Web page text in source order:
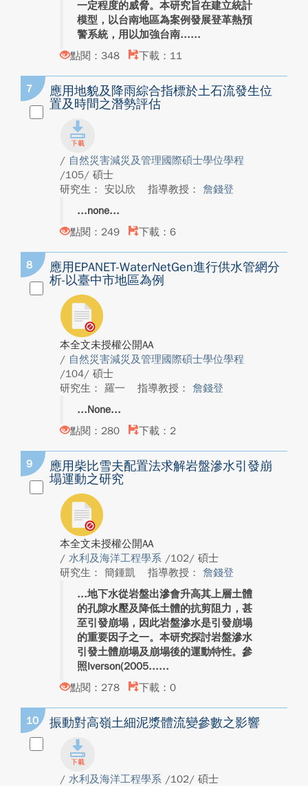
一定程度的威脅。本研究旨在建立統計
模型，以台南地區為案例發展登革熱預
警系統，用以加強台南...
點閱：348
下載：11
7
應用地貌及降雨綜合指標於土石流發生位
置及時間之潛勢評估
/ 自然災害減災及管理國際碩士學位學程
/105/ 碩士
研究生： 安以欣
指導教授： 詹錢登
none
點閱：249
下載：6
8
應用EPANET-WaterNetGen進行供水管網分
析-以臺中市地區為例
本全文未授權公開AA
/ 自然災害減災及管理國際碩士學位學程
/104/ 碩士
研究生： 羅一
指導教授： 詹錢登
None
點閱：280
下載：2
9
應用柴比雪夫配置法求解岩盤滲水引發崩
塌運動之研究
本全文未授權公開AA
/ 水利及海洋工程學系 /102/ 碩士
研究生： 簡鍾凱
指導教授： 詹錢登
地下水從岩盤出滲會升高其上層土體
的孔隙水壓及降低土體的抗剪阻力，甚
至引發崩塌，因此岩盤滲水是引發崩塌
的重要因子之一。本研究探討岩盤滲水
引發土體崩塌及崩塌後的運動特性。參
照Iverson(2005...
點閱：278
下載：0
10 振動對高嶺土細泥漿體流變參數之影響
/ 水利及海洋工程學系 /102/ 碩士